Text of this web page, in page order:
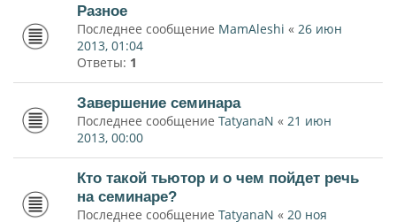
Разное
Последнее сообщение MamAleshi « 26 июн
2013, 01:04
Ответы: 1
Завершение семинара
Последнее сообщение TatyanaN « 21 июн
2013, 00:00
Кто такой тьютор и о чем пойдет речь
на семинаре?
Последнее сообщение TatyanaN « 20 ноя